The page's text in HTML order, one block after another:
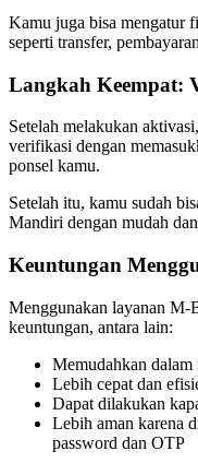
Kamu juga bisa mengatur
seperti transfer,
Langkah Keempat:
Setelah melakukan
verifikasi dengan
ponsel kamu.
Setelah itu, kamu sudah
Mandiri dengan mudah
Keuntungan
Menggunakan layanan
keuntungan, antara lain:
Memudahkan dalam
Lebih cepat dan
Dapat dilakukan
Lebih aman karena
password dan OTP